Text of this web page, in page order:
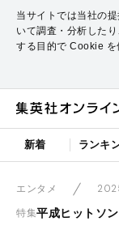
当サイトでは当社の
いて調査・分析した
する目的で Cookie を
新着 ランキ
エンタメ
特集平成ヒットソ